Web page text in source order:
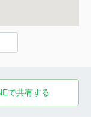
で共有する